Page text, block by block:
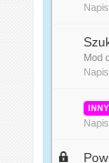
Mod
INNY